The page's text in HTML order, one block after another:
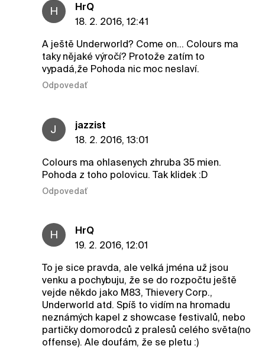
H
HrQ
18. 2. 2016, 12:41
A ještě Underworld? Come on... Colours ma
taky nějaké výročí? Protože zatím to
vypadá,že Pohoda nic moc neslaví.
Odpovedať
J
jazzist
18. 2. 2016, 13:01
Colours ma ohlasenych zhruba 35 mien.
Pohoda z toho polovicu. Tak klidek :D
Odpovedať
H
HrQ
19. 2. 2016, 12:01
To je sice pravda, ale velká jména už jsou
venku a pochybuju, že se do rozpočtu ještě
vejde někdo jako M83, Thievery Corp.,
Underworld atd. Spíš to vidím na hromadu
neznámých kapel z showcase festivalů, nebo
partičky domorodců z pralesů celého světa(no
offense). Ale doufám, že se pletu :)